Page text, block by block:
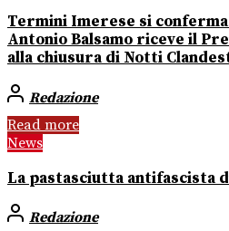
Termini Imerese si
Antonio Balsamo riceve il
alla chiusura di Notti
Redazione
Read more
News
La pastasciutta antifascista
Redazione